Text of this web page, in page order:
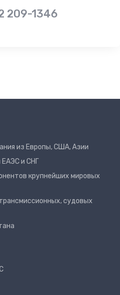
209-1346
из Европы, США, Азии
ЕАЭС и СНГ
крупнейших мировых
судовых